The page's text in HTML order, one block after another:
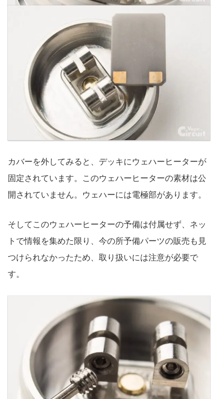
カバーを外してみると、デッキにウェハーヒーターが
固定されています。このウェハーヒーターの素材は公
開されていません。ウェハーには電極部があります。
そしてこのウェハーヒーターの予備は付属せず、ネッ
トで情報を集めた限り、今の所予備パーツの販売も見
つけられなかったため、取り扱いには注意が必要で
す。